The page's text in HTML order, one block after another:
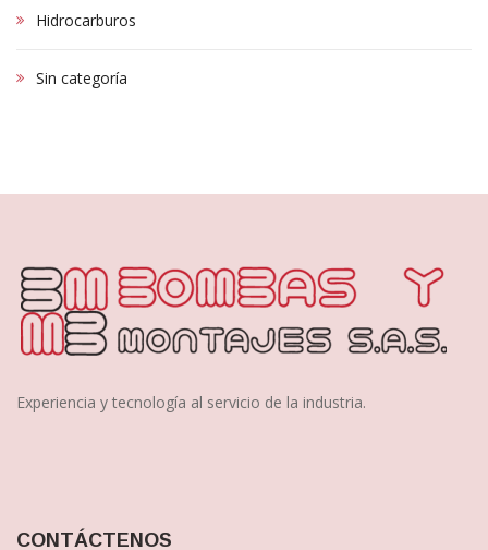
Hidrocarburos
Sin categoría
Experiencia y tecnología al servicio de la industria.
CONTÁCTENOS